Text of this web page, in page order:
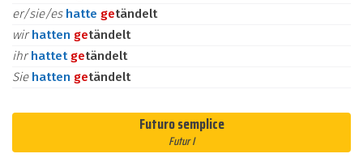
er/sie/es hatte getändelt
wirhatten getändelt
ihrhattet getändelt
Sie hatten getändelt
Futuro semplice
Futur I